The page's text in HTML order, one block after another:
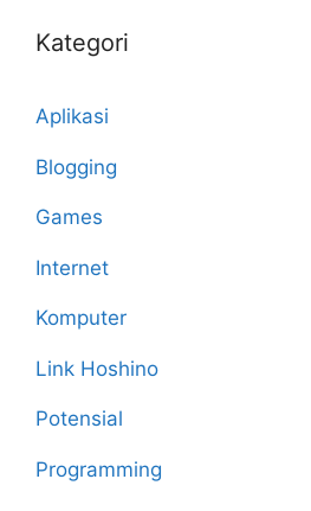
Kategori
Aplikasi
Blogging
Games
Internet
Komputer
Link Hoshino
Potensial
Programming